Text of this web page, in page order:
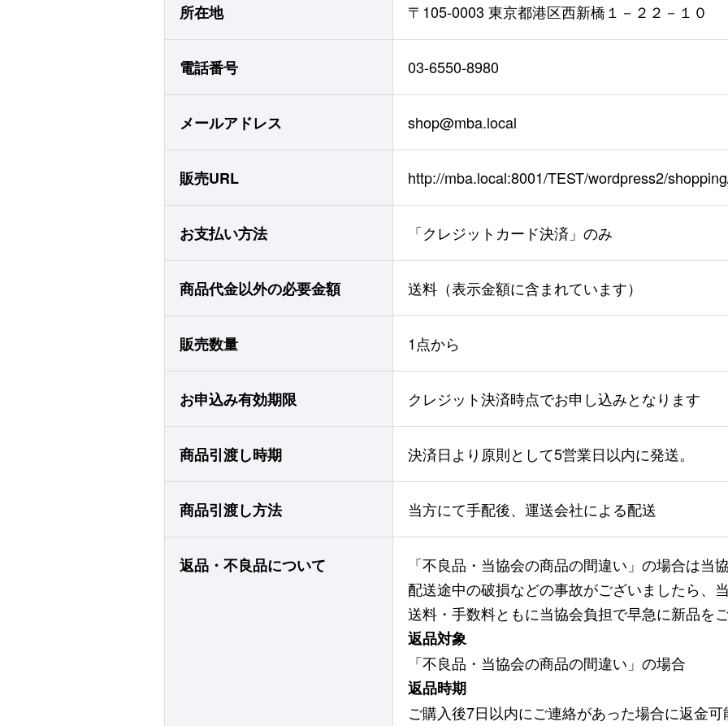
所在地 〒105-0003 東京都港区西新橋１－２２－１０
電話番号 03-6550-8980
メールアドレス shop@mba.local
販売URL http://mba.local:8001/TEST/wordpress2/
お支払い方法 「クレジットカード決済」のみ
商品代金以外の必要金額 送料（表示金額に含まれています）
販売数量 1点から
お申込み有効期限 クレジット決済時点でお申し込みとなります
商品引渡し時期 決済日より原則として5営業日以内に発送。
商品引渡し方法 当方にて手配後、運送会社による配送
返品・不良品について
「不良品・当協会の商品の間違い」の場合は当
配送途中の破損などの事故がございましたら、
送料・手数料ともに当協会負担で早急に新品を
返品対象
「不良品・当協会の商品の間違い」の場合
返品時期
ご購入後7日以内にご連絡があった場合に返金